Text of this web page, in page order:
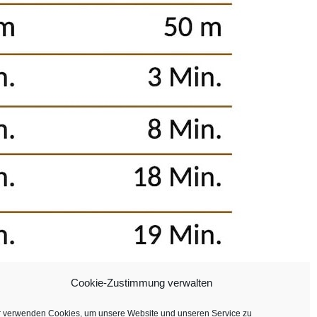
Cookie-Zustimmung verwalten
verwenden Cookies, um unsere Website und unseren Service zu